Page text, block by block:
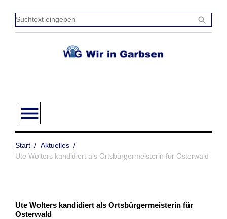
Inhalt
springen
search
menu
Start / Aktuelles /
Ute Wolters kandidiert als Ortsbürgermeisterin für Osterwald
Ute Wolters kandidiert als Ortsbürgermeisterin für
Osterwald